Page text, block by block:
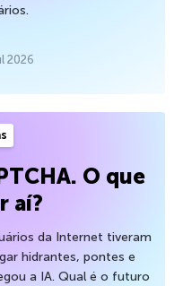
2026
O que
aí?
da Internet tiveram
hidrantes, pontes e
a IA. Qual é o futuro